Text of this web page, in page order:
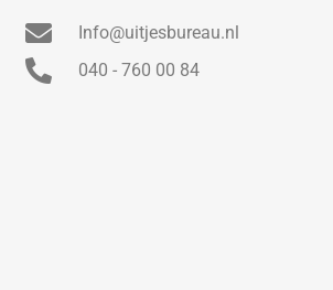
Info@uitjesbureau.nl
040 - 760 00 84